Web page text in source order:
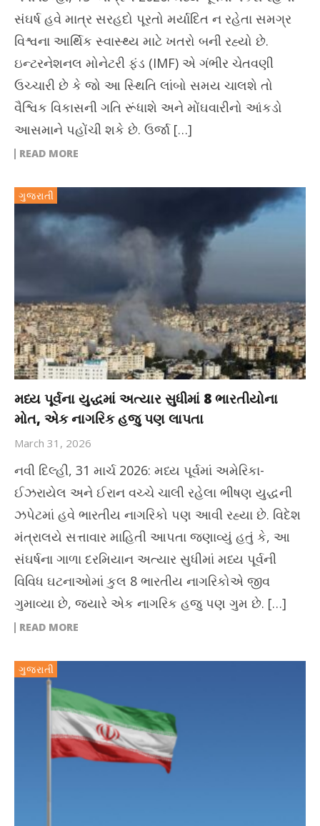
સંઘર્ષ હવે માત્ર સરહદો પૂરતો મર્યાદિત ન રહેતા સમગ્ર
વિશ્વના આર્થિક સ્વાસ્થ્ય માટે ખતરો બની રહ્યો છે.
ઇન્ટરનેશનલ મોનેટરી ફંડ (IMF) એ ગંભીર ચેતવણી
ઉચ્ચારી છે કે જો આ સ્થિતિ લાંબો સમય ચાલશે તો
વૈશ્વિક વિકાસની ગતિ રૂંધાશે અને મોંઘવારીનો આંકડો
આસમાને પહોંચી શકે છે. ઉર્જા […]
READ MORE
ગુજરાતી
મધ્ય પૂર્વના યુદ્ધમાં અત્યાર સુધીમાં 8 ભારતીયોના
મોત, એક નાગરિક હજુ પણ લાપતા
March 31, 2026
નવી દિલ્હી, 31 માર્ચ 2026: મધ્ય પૂર્વમાં અમેરિકા-
ઈઝરાયેલ અને ઈરાન વચ્ચે ચાલી રહેલા ભીષણ યુદ્ધની
ઝપેટમાં હવે ભારતીય નાગરિકો પણ આવી રહ્યા છે. વિદેશ
મંત્રાલયે સત્તાવાર માહિતી આપતા જણાવ્યું હતું કે, આ
સંઘર્ષના ગાળા દરમિયાન અત્યાર સુધીમાં મધ્ય પૂર્વની
વિવિધ ઘટનાઓમાં કુલ 8 ભારતીય નાગરિકોએ જીવ
ગુમાવ્યા છે, જ્યારે એક નાગરિક હજુ પણ ગુમ છે. […]
READ MORE
ગુજરાતી